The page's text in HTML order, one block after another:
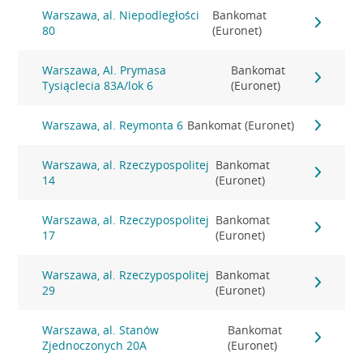
Warszawa, al. Niepodległości
80
Bankomat
(Euronet)
Warszawa, Al. Prymasa
Tysiąclecia 83A/lok 6
Bankomat
(Euronet)
Warszawa, al. Reymonta 6 Bankomat (Euronet)
Warszawa, al. Rzeczypospolitej
14
Bankomat
(Euronet)
Warszawa, al. Rzeczypospolitej
17
Bankomat
(Euronet)
Warszawa, al. Rzeczypospolitej
29
Bankomat
(Euronet)
Warszawa, al. Stanów
Zjednoczonych 20A
Bankomat
(Euronet)